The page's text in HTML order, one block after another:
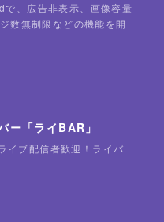
、広告非表示、画像容量
数無制限などの機能を開
ー「ライBAR」
イブ配信者歓迎！ライバ